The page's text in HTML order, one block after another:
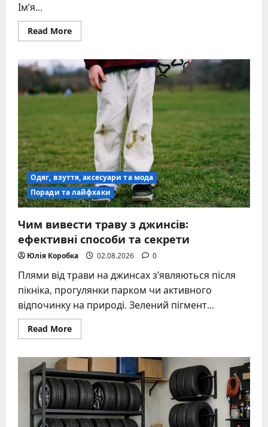
Ім’я...
Read MoreRead
more
назвати
дівчинку:
повний
гід
з
порадами
Одяг, взуття, аксесуари та мода
Поради та лайфхаки
Чим вивести траву з джинсів:
ефективні способи та секрети
Юлія Коробка 02.08.2026 0
Плями від трави на джинсах з’являються після
пікніка, прогулянки парком чи активного
відпочинку на природі. Зелений пігмент...
Read MoreRead
more
вивести
траву
з
джинсів:
ефективні
способи
та
секрети